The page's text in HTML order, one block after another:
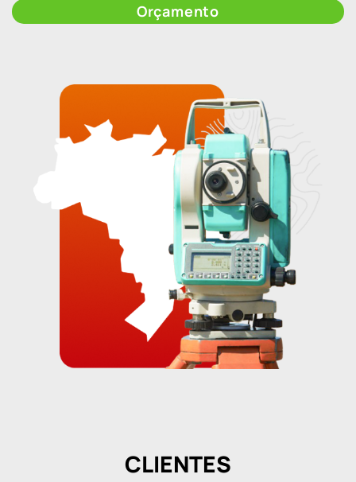
Orçamento
CLIENTES